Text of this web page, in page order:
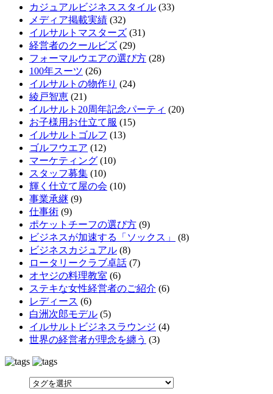
カジュアルビジネススタイル (33)
メディア掲載実績 (32)
イルサルトマスターズ (31)
経営者のクールビズ (29)
フォーマルウエアの選び方 (28)
100年スーツ (26)
イルサルトの物作り (24)
綾戸智恵 (21)
イルサルト20周年記念パーティ (20)
お子様用お仕立て服 (15)
イルサルトゴルフ (13)
ゴルフウエア (12)
マーケティング (10)
スタッフ募集 (10)
輝く仕立て屋の会 (10)
事業承継 (9)
仕事術 (9)
ポケットチーフの選び方 (9)
ビジネスが加速する「ソックス」
(8)
ビジネスカジュアル (8)
ロータリークラブ卓話 (7)
オヤジの料理教室 (6)
ステキな女性経営者のご紹介 (6)
レディース (6)
白洲次郎モデル (5)
イルサルトビジネスラウンジ (4)
世界の経営者が理念を纏う (3)